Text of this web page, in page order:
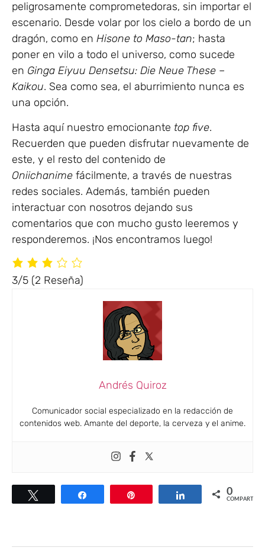
peligrosamente comprometedoras, sin importar el
escenario. Desde volar por los cielo a bordo de un
dragón, como en Hisone to Maso-tan; hasta
poner en vilo a todo el universo, como sucede
en Ginga Eiyuu Densetsu: Die Neue These –
Kaikou. Sea como sea, el aburrimiento nunca es
una opción.
Hasta aquí nuestro emocionante top five.
Recuerden que pueden disfrutar nuevamente de
este, y el resto del contenido de
Oniichanime fácilmente, a través de nuestras
redes sociales. Además, también pueden
interactuar con nosotros dejando sus
comentarios que con mucho gusto leeremos y
responderemos. ¡Nos encontramos luego!
3/5 (2 Reseña)
Andrés Quiroz
Comunicador social especializado en la redacción de
contenidos web. Amante del deporte, la cerveza y el anime.
Compartir Compartir0
COMPARTIR